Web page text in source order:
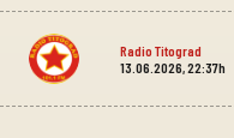
Radio Titograd
13.06.2026, 22:37h